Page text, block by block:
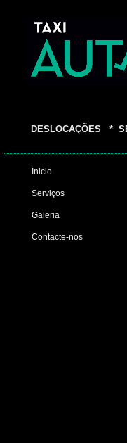
DESLOCAÇÕES *
Inicio
Serviços
Contacte-nos
Galeria